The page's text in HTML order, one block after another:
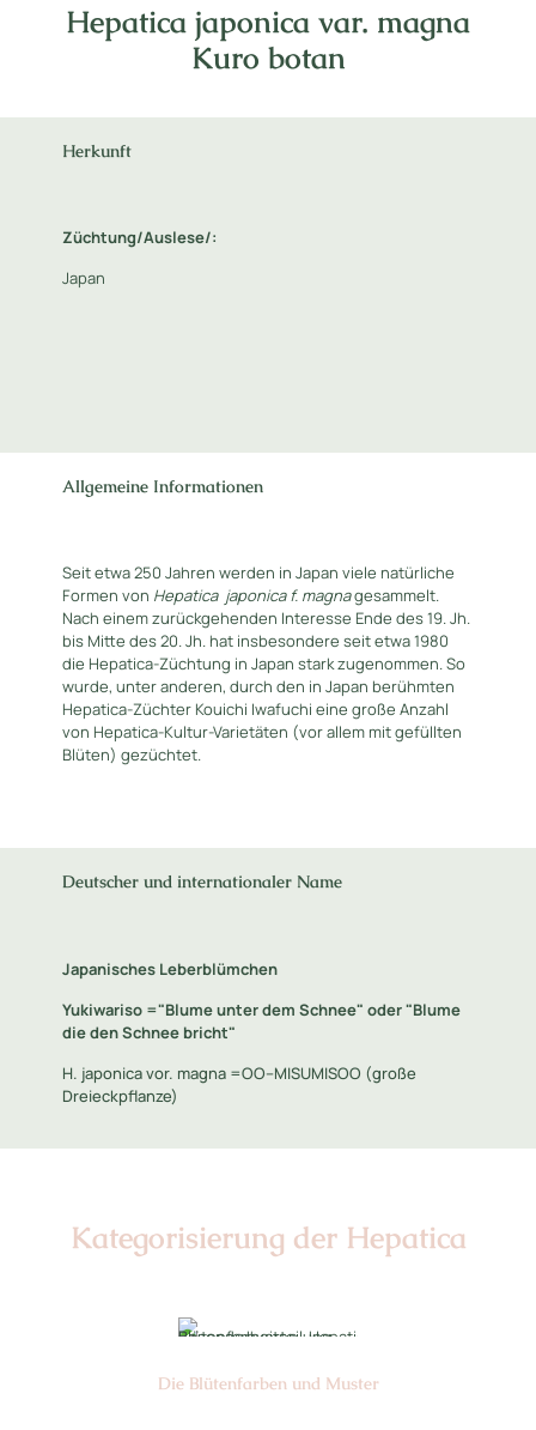
Hepatica japonica var. magna
Kuro botan
Herkunft
Züchtung/Auslese/:
Japan
Allgemeine Informationen
Seit etwa 250 Jahren werden in Japan viele natürliche
Formen von Hepatica japonica f. magnagesammelt.
Nach einem zurückgehenden Interesse Ende des 19. Jh.
bis Mitte des 20. Jh. hat insbesondere seit etwa 1980
die Hepatica-Züchtung in Japan stark zugenommen. So
wurde, unter anderen, durch den in Japan berühmten
Hepatica-Züchter Kouichi Iwafuchi eine große Anzahl
von Hepatica-Kultur-Varietäten (vor allem mit gefüllten
Blüten) gezüchtet.
Deutscher und internationaler Name
Japanisches Leberblümchen
Yukiwariso ="Blume unter dem Schnee" oder "Blume
die den Schnee bricht"
H. japonica vor. magna =OO--MISUMISOO (große
Dreieckpflanze)
Kategorisierung der Hepatica
Die Blüten­farben und Muster